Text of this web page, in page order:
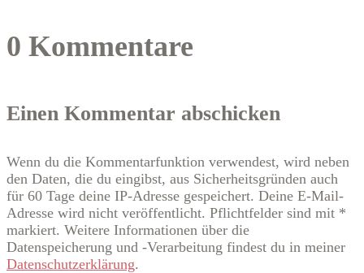
0 Kommentare
Einen Kommentar abschicken
Wenn du die Kommentarfunktion verwendest, wird neben
den Daten, die du eingibst, aus Sicherheitsgründen auch
für 60 Tage deine IP-Adresse gespeichert. Deine E-Mail-
Adresse wird nicht veröffentlicht. Pflichtfelder sind mit *
markiert. Weitere Informationen über die
Datenspeicherung und -Verarbeitung findest du in meiner
Datenschutzerklärung.